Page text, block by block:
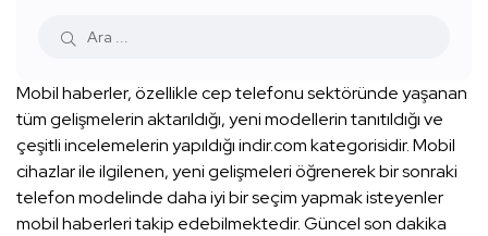
Mobil haberler, özellikle cep telefonu sektöründe yaşanan
tüm gelişmelerin aktarıldığı, yeni modellerin tanıtıldığı ve
çeşitli incelemelerin yapıldığı indir.com kategorisidir. Mobil
cihazlar ile ilgilenen, yeni gelişmeleri öğrenerek bir sonraki
telefon modelinde daha iyi bir seçim yapmak isteyenler
mobil haberleri takip edebilmektedir. Güncel son dakika